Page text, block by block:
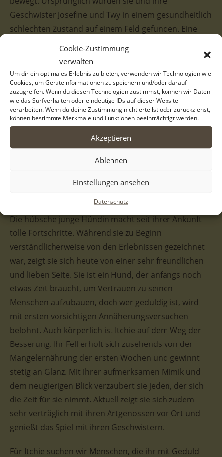
Cookie-Zustimmung
verwalten
Um dir ein optimales Erlebnis zu bieten, verwenden wir Technologien wie
Cookies, um Geräteinformationen zu speichern und/oder darauf
zuzugreifen. Wenn du diesen Technologien zustimmst, können wir Daten
wie das Surfverhalten oder eindeutige IDs auf dieser Website
verarbeiten. Wenn du deine Zustimmung nicht erteilst oder zurückziehst,
können bestimmte Merkmale und Funktionen beeinträchtigt werden.
Akzeptieren
Ablehnen
Einstellungen ansehen
Datenschutz
Geschwister Josefine und Twy in einem gesundheitlich
schlechten Zustand auf einem Feld gefunden. Eine
tierliebe Frau rettete die Welpen und brachte sie auf
den Hof ihrer Großmutter, um sie dort zu versorgen.
Doch das Schicksal meinte es zunächst nicht gut,
denn die Welpen wurden von dort entführt und in der
Nähe des Tierheims erneut ausgesetzt.
Glücklicherweise fanden wir die völlig entkräfteten,
hungrigen und durstigen Winzlinge rechtzeitig. Nun
dürfen sie im Tierheim endlich zur Ruhe kommen und
Zuhause eintauschen darf, da kein Hund seine
Die hübsche junge Hündin macht seit ihrer Ankunft
tolle Fortschritte. Während sie zu Beginn
verständlicherweise von den Erlebnissen gezeichnet
war, zeigt sie sich heute von einer sehr freundlichen
und lieben Seite. Sie ist ein Hund, der anfangs noch
etwas Zeit braucht, um Vertrauen zu seinen
Menschen aufzubauen, doch wer geduldig ist, wird
mit ersten vorsichtigen Annäherungsversuchen
belohnt. Auch körperlich ist Itchie auf dem Weg der
Besserung. Ihr Fell erholt sich zusehends von der
Mangelernährung der ersten Wochen und gewinnt
stetig an Glanz. Mit ihrer aufmerksamen Mimik und
dem neugierigen Blick verzaubert sie jeden, der sich
die Zeit für sie nimmt. Aktuell zeigt sie sich zudem
sehr verträglich mit ihren Artgenossen vor Ort und
genießt das Spiel mit ihren Geschwistern.
Für Itchie suchen wir Menschen, die ihr mit Geduld